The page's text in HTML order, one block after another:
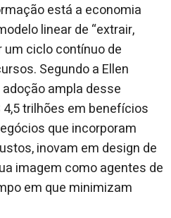
está a economia
linear de “extrair,
um ciclo contínuo de
Segundo a Ellen
ampla desse
trilhões em benefícios
que incorporam
inovam em design de
imagem como agentes de
em que minimizam